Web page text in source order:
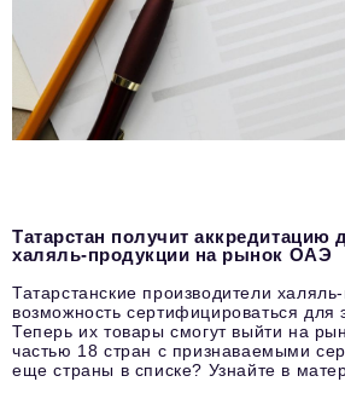
Татарстан получит аккредитацию
халяль-продукции на рынок ОАЭ
Татарстанские производители
возможность сертифицироваться для
Теперь их товары смогут выйти на
частью 18 стран с признаваемыми
еще страны в списке? Узнайте в